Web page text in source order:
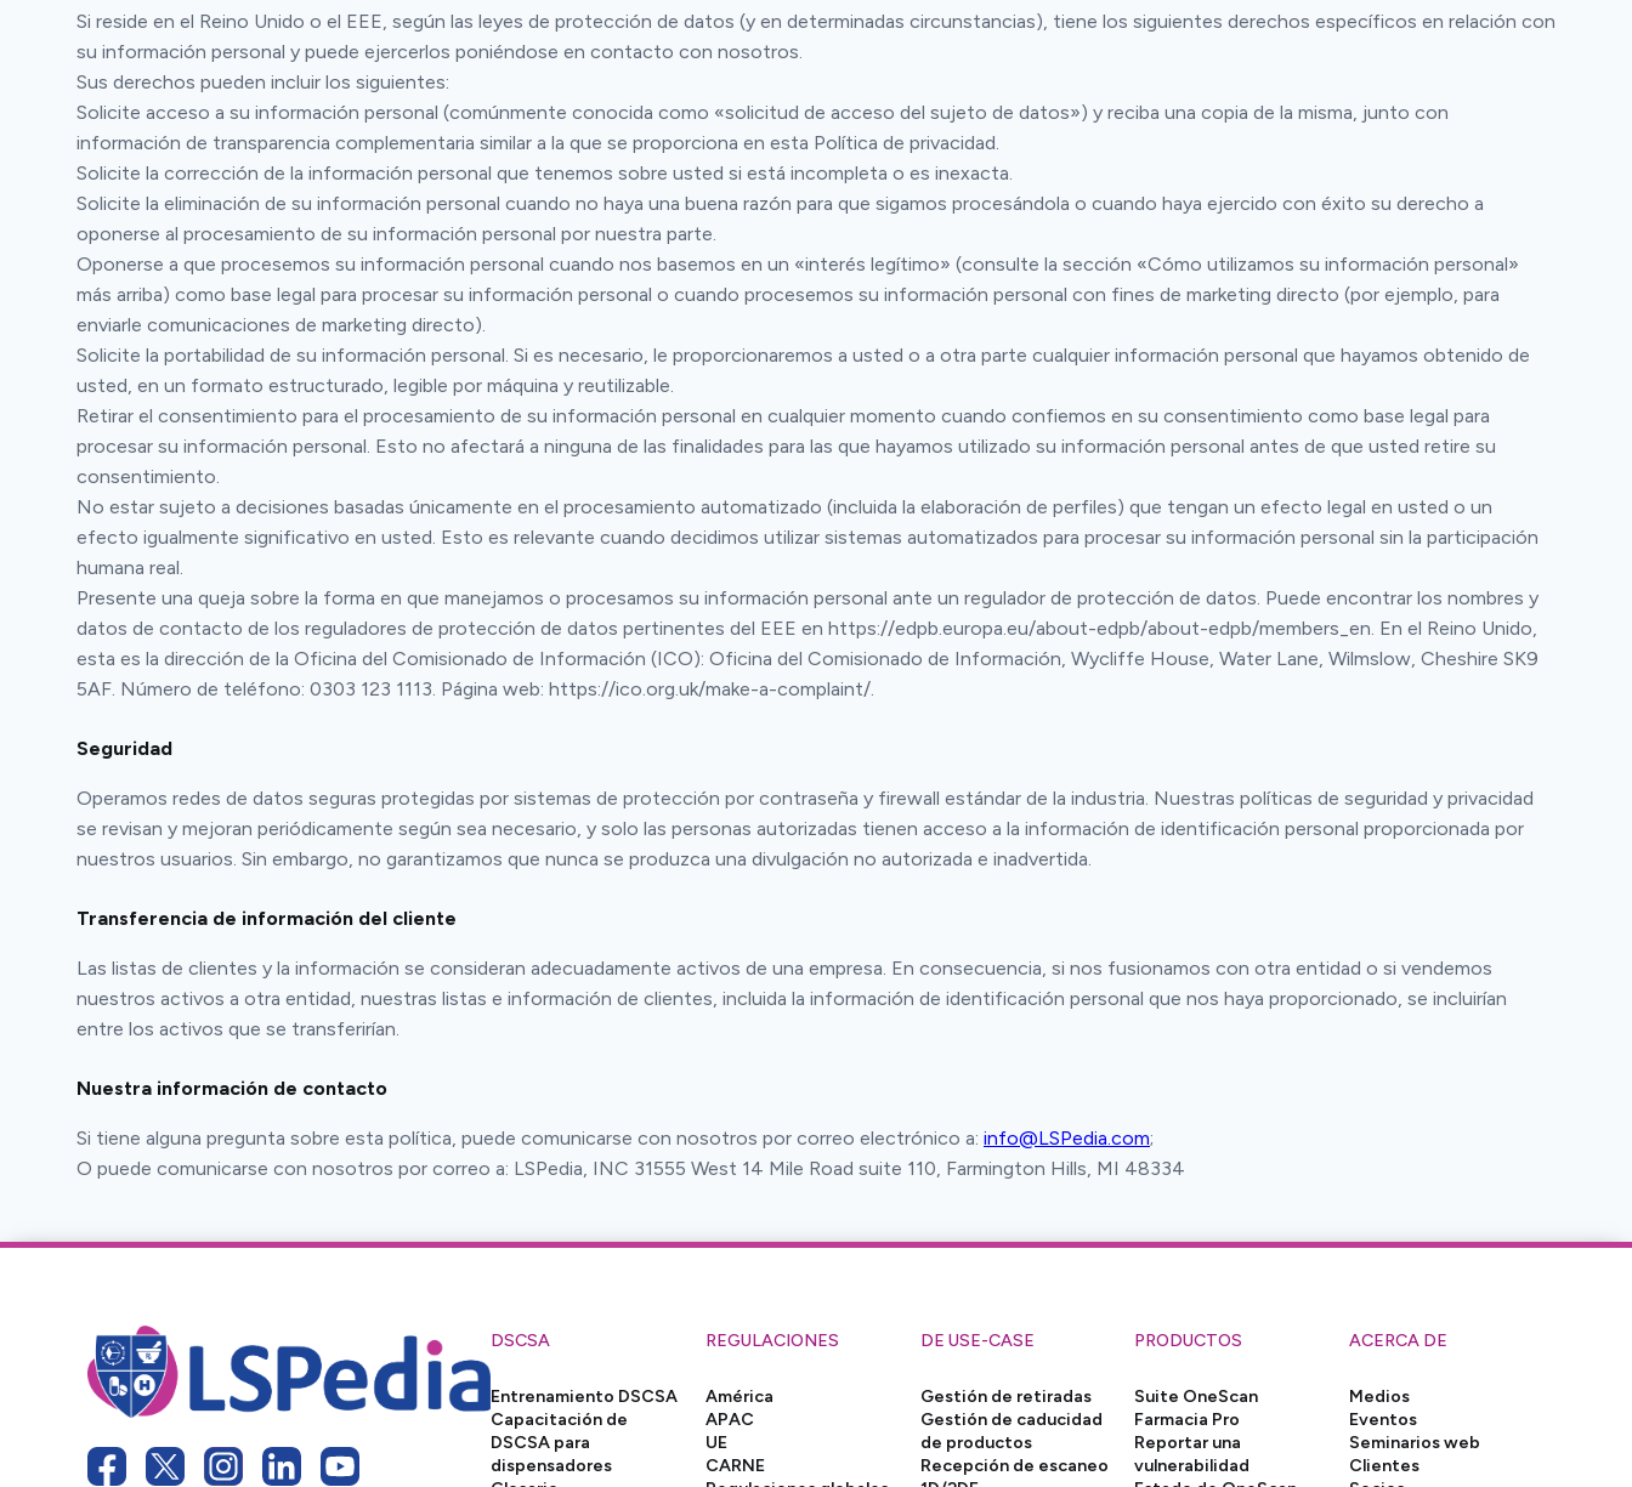
Si reside en el Reino Unido o el EEE, según las leyes de protección de datos (y en determinadas circunstancias), tiene los siguientes derechos específicos en relación con
su información personal y puede ejercerlos poniéndose en contacto con nosotros.
Sus derechos pueden incluir los siguientes:
Solicite acceso a su información personal (comúnmente conocida como «solicitud de acceso del sujeto de datos») y reciba una copia de la misma, junto con
información de transparencia complementaria similar a la que se proporciona en esta Política de privacidad.
Solicite la corrección de la información personal que tenemos sobre usted si está incompleta o es inexacta.
Solicite la eliminación de su información personal cuando no haya una buena razón para que sigamos procesándola o cuando haya ejercido con éxito su derecho a
oponerse al procesamiento de su información personal por nuestra parte.
Oponerse a que procesemos su información personal cuando nos basemos en un «interés legítimo» (consulte la sección «Cómo utilizamos su información personal»
más arriba) como base legal para procesar su información personal o cuando procesemos su información personal con fines de marketing directo (por ejemplo, para
enviarle comunicaciones de marketing directo).
Solicite la portabilidad de su información personal. Si es necesario, le proporcionaremos a usted o a otra parte cualquier información personal que hayamos obtenido de
usted, en un formato estructurado, legible por máquina y reutilizable.
Retirar el consentimiento para el procesamiento de su información personal en cualquier momento cuando confiemos en su consentimiento como base legal para
procesar su información personal. Esto no afectará a ninguna de las finalidades para las que hayamos utilizado su información personal antes de que usted retire su
consentimiento.
No estar sujeto a decisiones basadas únicamente en el procesamiento automatizado (incluida la elaboración de perfiles) que tengan un efecto legal en usted o un
efecto igualmente significativo en usted. Esto es relevante cuando decidimos utilizar sistemas automatizados para procesar su información personal sin la participación
humana real.
Presente una queja sobre la forma en que manejamos o procesamos su información personal ante un regulador de protección de datos. Puede encontrar los nombres y
datos de contacto de los reguladores de protección de datos pertinentes del EEE en https://edpb.europa.eu/about-edpb/about-edpb/members_en. En el Reino Unido,
esta es la dirección de la Oficina del Comisionado de Información (ICO): Oficina del Comisionado de Información, Wycliffe House, Water Lane, Wilmslow, Cheshire SK9
5AF. Número de teléfono: 0303 123 1113. Página web: https://ico.org.uk/make-a-complaint/.
Seguridad
Operamos redes de datos seguras protegidas por sistemas de protección por contraseña y firewall estándar de la industria. Nuestras políticas de seguridad y privacidad
se revisan y mejoran periódicamente según sea necesario, y solo las personas autorizadas tienen acceso a la información de identificación personal proporcionada por
nuestros usuarios. Sin embargo, no garantizamos que nunca se produzca una divulgación no autorizada e inadvertida.
Transferencia de información del cliente
Las listas de clientes y la información se consideran adecuadamente activos de una empresa. En consecuencia, si nos fusionamos con otra entidad o si vendemos
nuestros activos a otra entidad, nuestras listas e información de clientes, incluida la información de identificación personal que nos haya proporcionado, se incluirían
entre los activos que se transferirían.
Nuestra información de contacto
Si tiene alguna pregunta sobre esta política, puede comunicarse con nosotros por correo electrónico a: info@LSPedia.com;
O puede comunicarse con nosotros por correo a: LSPedia, INC 31555 West 14 Mile Road suite 110, Farmington Hills, MI 48334
DSCSA
Entrenamiento DSCSA
Capacitación de
DSCSA para
dispensadores
REGULACIONES
América
APAC
UE
CARNE
DE USE-CASE
Gestión de retiradas
Gestión de caducidad
de productos
Recepción de escaneo
PRODUCTOS
Suite OneScan
Farmacia Pro
Reportar una
vulnerabilidad
ACERCA DE
Medios
Eventos
Seminarios web
Clientes